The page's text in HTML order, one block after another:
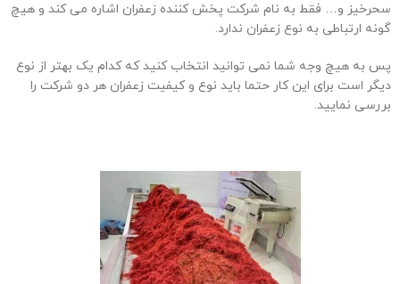
سحرخیز و… فقط به نام شرکت پخش کننده زعفران اشاره می کند و هیچ
گونه ارتباطی به نوع زعفران ندارد.
پس به هیچ وجه شما نمی توانید انتخاب کنید که کدام یک بهتر از نوع
دیگر است برای این کار حتما باید نوع و کیفیت زعفران هر دو شرکت را
بررسی نمایید.